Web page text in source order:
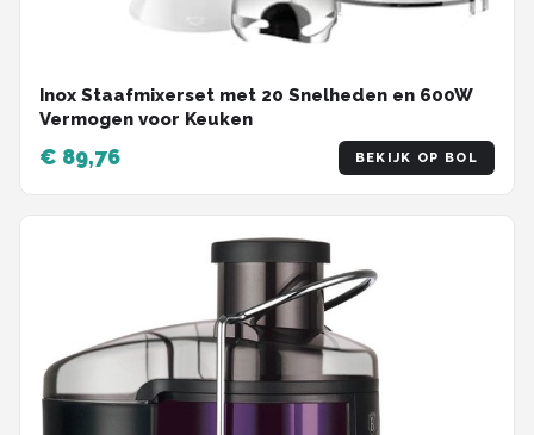
Inox Staafmixerset met 20 Snelheden en 600W
Vermogen voor Keuken
€ 89,76 BEKIJK OP BOL